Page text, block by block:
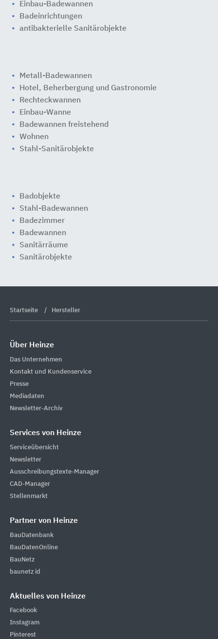
Einbau-Badewannen
Badeinrichtungen
antibakterielle Sanitärobjekte
Metall-Badewannen
Hotel, Beherbergung und Gastronomie
Rechteckwannen
Einbau-Wanne
Badewannen freistehend
Wohnen
Stahl-Sanitärobjekte
Badobjekte
Stahl-Badewannen
Badezimmer
Badewannen
Sanitärräume
Sanitärobjekte
Startseite Hersteller
Über Heinze
Das Unternehmen
Kontakt und Kundenservice
Presse
Mediadaten
Newsletter-Archiv
Services von Heinze
Serviceübersicht
Newsletter
Ausschreibungstexte-Manager
CAD-Manager
Stellenmarkt
Partner von Heinze
BauDatenbank
BauDatenOnline
BauNetz
baunetz id
Aktuelles von Heinze
Facebook
Instagram
Pinterest